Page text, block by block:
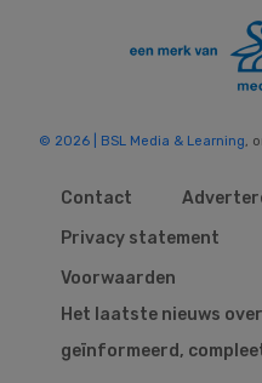
© 2026 | BSL Media & Learning,
Contact
Privacy statement
Voorwaarden
Het laatste nieuws
geïnformeerd,